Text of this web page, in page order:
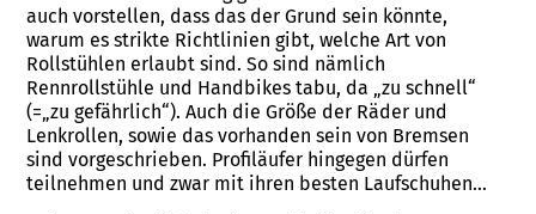
auch vorstellen, dass das der Grund sein könnte,
warum es strikte Richtlinien gibt, welche Art von
Rollstühlen erlaubt sind. So sind nämlich
Rennrollstühle und Handbikes tabu, da „zu schnell“
(=„zu gefährlich“). Auch die Größe der Räder und
Lenkrollen, sowie das vorhanden sein von Bremsen
sind vorgeschrieben. Profiläufer hingegen dürfen
teilnehmen und zwar mit ihren besten Laufschuhen…